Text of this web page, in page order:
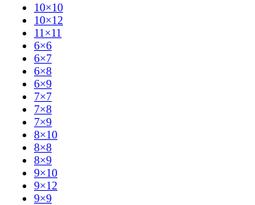
10×10
10×12
11×11
6×6
6×7
6×8
6×9
7×7
7×8
7×9
8×10
8×8
8×9
9×10
9×12
9×9